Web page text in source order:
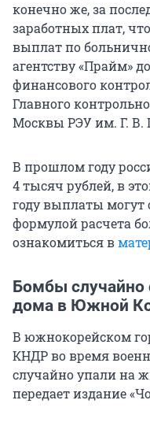
конечно же, за
заработных плат,
выплат по
агентству «Прайм»
финансового
Главного
Москвы РЭУ им. Г. В.
В прошлом году
4 тысяч рублей, в
году выплаты могут
формулой расчета
ознакомиться в
Бомбы
дома в Южной
В южнокорейском
КНДР во время
случайно упали на
передает издание